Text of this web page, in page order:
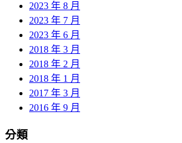
2023 年 8 月
2023 年 7 月
2023 年 6 月
2018 年 3 月
2018 年 2 月
2018 年 1 月
2017 年 3 月
2016 年 9 月
分類